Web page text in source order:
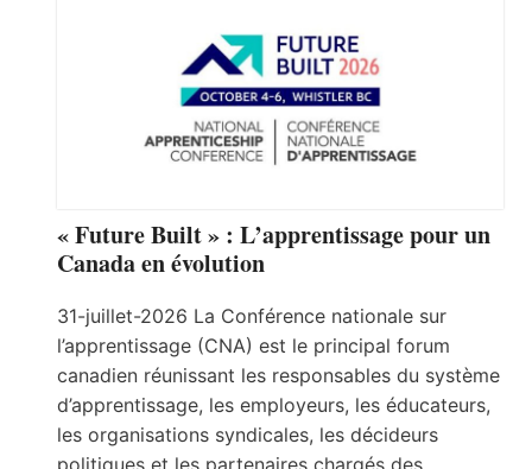
« Future Built » : L’apprentissage pour un
Canada en évolution
31-juillet-2026 La Conférence nationale sur
l’apprentissage (CNA) est le principal forum
canadien réunissant les responsables du système
d’apprentissage, les employeurs, les éducateurs,
les organisations syndicales, les décideurs
politiques et les partenaires chargés des